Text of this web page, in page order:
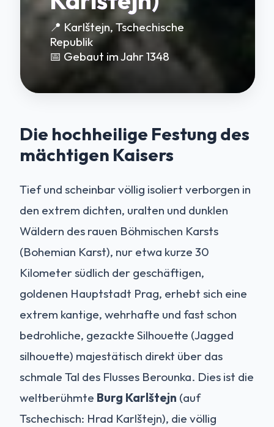
📍 Karlštejn, Tschechische
Republik
📅 Gebaut im Jahr 1348
Die hochheilige Festung des
mächtigen Kaisers
Tief und scheinbar völlig isoliert verborgen in
den extrem dichten, uralten und dunklen
Wäldern des rauen Böhmischen Karsts
(Bohemian Karst), nur etwa kurze 30
Kilometer südlich der geschäftigen,
goldenen Hauptstadt Prag, erhebt sich eine
extrem kantige, wehrhafte und fast schon
bedrohliche, gezackte Silhouette (Jagged
silhouette) majestätisch direkt über das
schmale Tal des Flusses Berounka. Dies ist die
weltberühmte Burg Karlštejn (auf
Tschechisch: Hrad Karlštejn), die völlig